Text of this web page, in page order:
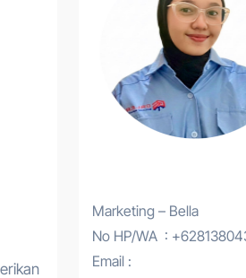
Marketing – Bella
No HP/WA :
Email :